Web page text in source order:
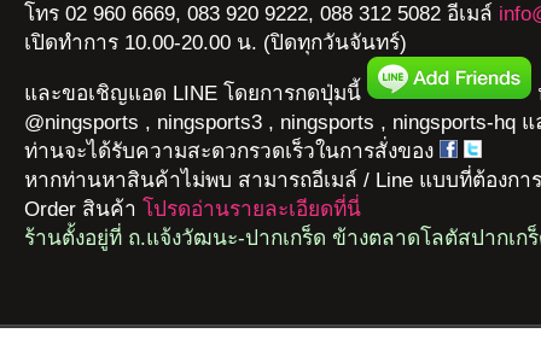
โทร 02 960 6669, 083 920 9222, 088 312 5082 อีเมล์
เปิดทำการ 10.00-20.00 น. (ปิดทุกวันจันทร์)
และขอเชิญแอด LINE โดยการกดปุ่มนี้
@ningsports , ningsports3 , ningsports , ningsports-hq
ท่านจะได้รับความสะดวกรวดเร็วในการสั่งของ
หากท่านหาสินค้าไม่พบ สามารถอีเมล์ / Line แบบที่ต้องกา
Order สินค้า โปรดอ่านรายละเอียดที่นี่
ร้านตั้งอยู่ที่ ถ.แจ้งวัฒนะ-ปากเกร็ด ข้างตลาดโลตัสปากเก